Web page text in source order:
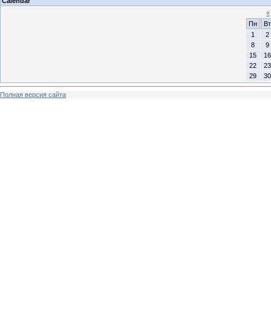
«
Пн
Вт
1
2
8
9
15
16
22
23
29
30
Полная версия сайта